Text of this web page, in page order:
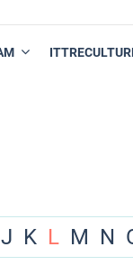
J K L M N